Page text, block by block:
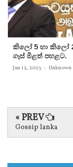
කිලෝ 5 හා කිලෝ
ගෑස් මිළත් පහළට.
Jan 12, 2023 - Unknown
« PREV
Gossip lanka